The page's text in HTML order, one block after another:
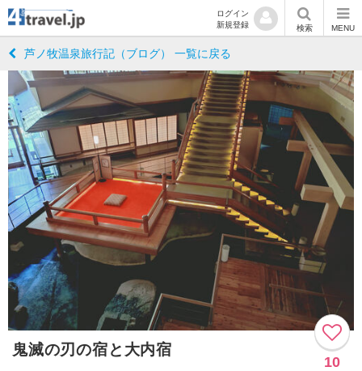
ログイン
新規登録
検索 MENU
芦ノ牧温泉旅行記（ブログ） 一覧に戻る
鬼滅の刃の宿と大内宿
10